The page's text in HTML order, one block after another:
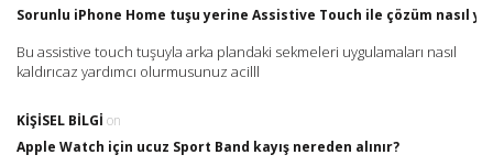
Sorunlu iPhone Home tuşu yerine Assistive Touch ile çözüm nasıl
Bu assistive touch tuşuyla arka plandaki sekmeleri uygulamaları nasıl
kaldırıcaz yardımcı olurmusunuz acilll
KIŞISEL BILGI on
Apple Watch için ucuz Sport Band kayış nereden alınır?